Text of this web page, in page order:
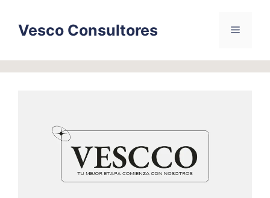
contentVesco Consultores Menu